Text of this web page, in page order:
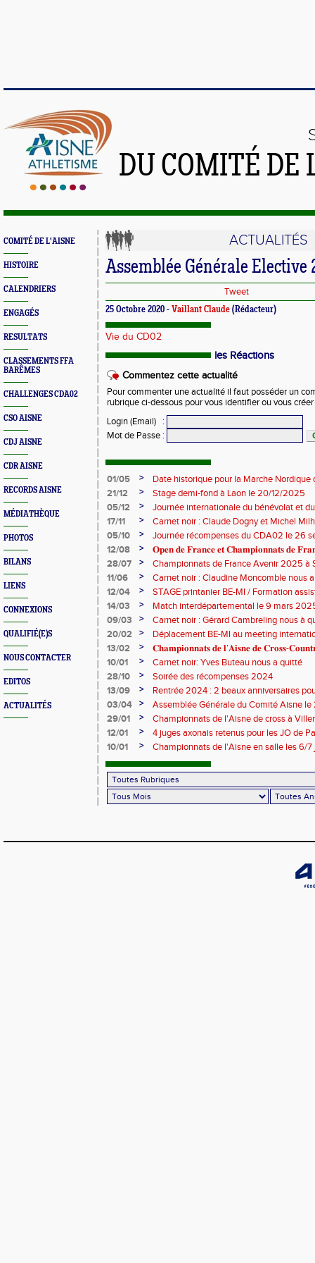
DU COMITÉ
COMITÉ DE L'AISNE
HISTOIRE
CALENDRIERS
ENGAGÉS
RESULTATS
CLASSEMENTS FFA
BARÊMES
CHALLENGES CDA02
CSO AISNE
CDJ AISNE
CDR AISNE
RECORDS AISNE
MÉDIATHÈQUE
PHOTOS
BILANS
LIENS
CONNEXIONS
QUALIFIÉ(E)S
NOUS CONTACTER
EDITOS
ACTUALITÉS
ACTUALITÉS
Assemblée Générale Elective
Tweet
25 Octobre 2020 - Vaillant Claude (Rédacteur)
Vie du CD02
les Réactions
Commentez cette actualité
Pour commenter une actualité il faut posséder un
rubrique ci-dessous pour vous identifier ou vous
Login (Email)
:
Mot de Passe :
01/05 >
Date historique pour la Marche Nordique
21/12
>
Stage demi-fond à Laon le 20/12/2025
05/12
>
Journée internationale du bénévolat et
17/11
>
Carnet noir : Claude Dogny et Michel
05/10
>
Journée récompenses du CDA02 le 26
12/08
>
𝐎𝐩𝐞𝐧 𝐝𝐞 𝐅𝐫𝐚𝐧𝐜𝐞 𝐞𝐭 𝐂𝐡𝐚𝐦𝐩𝐢𝐨𝐧𝐧𝐚𝐭𝐬 𝐝𝐞
28/07
>
Championnats de France Avenir 2025 à
11/06
>
Carnet noir : Claudine Moncomble nous
12/04
>
STAGE printanier BE-MI / Formation
14/03
>
Match interdépartemental le 9 mars
09/03
>
Carnet noir : Gérard Cambreling nous à
20/02
>
Déplacement BE-MI au meeting
13/02
>
𝐂𝐡𝐚𝐦𝐩𝐢𝐨𝐧𝐧𝐚𝐭𝐬 𝐝𝐞 𝐥’𝐀𝐢𝐬𝐧𝐞 𝐝𝐞 𝐂𝐫𝐨𝐬𝐬-
10/01
>
Carnet noir: Yves Buteau nous a quitté
28/10
>
Soirée des récompenses 2024
13/09
>
Rentrée 2024 : 2 beaux anniversaires
l'ACCT et le CA Belleu
03/04 >
Assemblée Générale du Comité Aisne
29/01
>
Championnats de l'Aisne de cross à
2024
12/01 >
4 juges axonais retenus pour les JO de
10/01
> Championnats de l'Aisne en salle les 6/